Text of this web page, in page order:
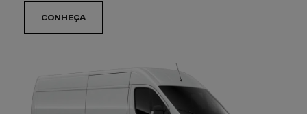
CONHEÇA